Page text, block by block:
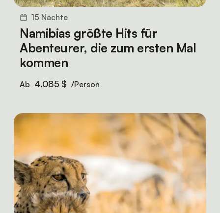
15 Nächte
Namibias größte Hits für
Abenteurer, die zum ersten Mal
kommen
Ab 4.085 $ /Person